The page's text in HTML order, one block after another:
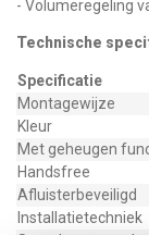
- Volumeregeling
Technische
Specificatie
Montagewijze
Kleur
Met geheugen
Handsfree
Afluisterbeveiligd
Installatietechniek